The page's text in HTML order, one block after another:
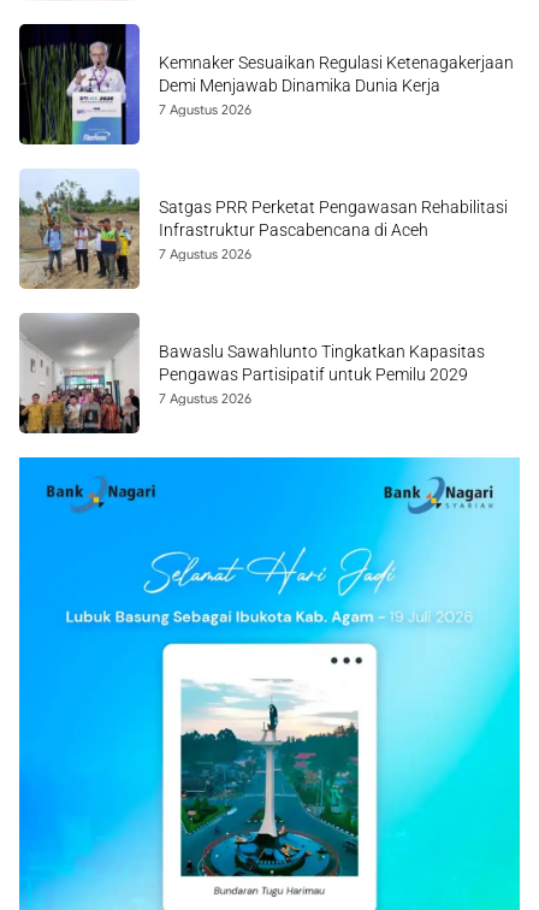
Kemnaker Sesuaikan Regulasi Ketenagakerjaan
Demi Menjawab Dinamika Dunia Kerja
7 Agustus 2026
Satgas PRR Perketat Pengawasan Rehabilitasi
Infrastruktur Pascabencana di Aceh
7 Agustus 2026
Bawaslu Sawahlunto Tingkatkan Kapasitas
Pengawas Partisipatif untuk Pemilu 2029
7 Agustus 2026